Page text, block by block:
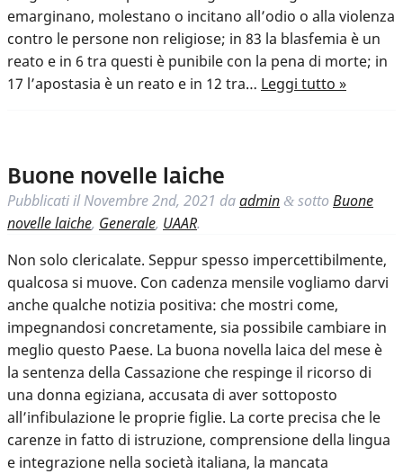
emarginano, molestano o incitano all’odio o alla violenza
contro le persone non religiose; in 83 la blasfemia è un
reato e in 6 tra questi è punibile con la pena di morte; in
17 l’apostasia è un reato e in 12 tra… Leggi tutto »
Buone novelle laiche
Pubblicati ilNovembre 2nd, 2021 daadmin & sotto Buone
novelle laiche, Generale, UAAR.
Non solo clericalate. Seppur spesso impercettibilmente,
qualcosa si muove. Con cadenza mensile vogliamo darvi
anche qualche notizia positiva: che mostri come,
impegnandosi concretamente, sia possibile cambiare in
meglio questo Paese. La buona novella laica del mese è
la sentenza della Cassazione che respinge il ricorso di
una donna egiziana, accusata di aver sottoposto
all’infibulazione le proprie figlie. La corte precisa che le
carenze in fatto di istruzione, comprensione della lingua
e integrazione nella società italiana, la mancata